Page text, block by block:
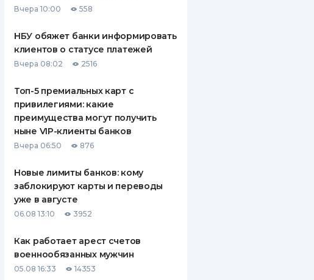
СТРАХОВАНИЮ
ВСЕ СТРАХОВЫЕ ПОЛИСЫ
ОТЗЫВЫ О СТРАХОВЫХ
КОМПАНИЯХ
Вчера 10:00 558
НБУ обяжет банки информировать
клиентов о статусе платежей
Вчера 08:02 2516
Топ-5 премиальных карт с
привилегиями: какие
преимущества могут получить
ныне VIP-клиенты банков
Вчера 06:50 876
Новые лимиты банков: кому
заблокируют карты и переводы
уже в августе
06.08 13:10 3952
Как работает арест счетов
военнообязанных мужчин
05.08 16:33 14353